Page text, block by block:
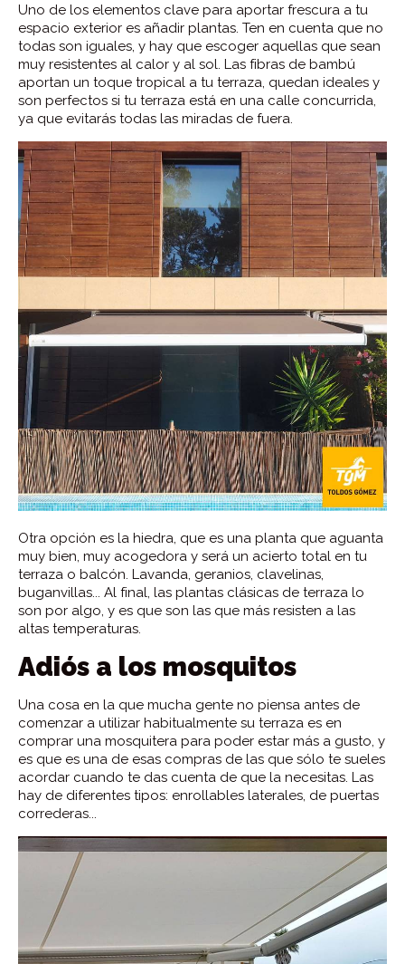
Uno de los elementos clave para aportar frescura a tu
espacio exterior es añadir plantas. Ten en cuenta que no
todas son iguales, y hay que escoger aquellas que sean
muy resistentes al calor y al sol. Las fibras de bambú
aportan un toque tropical a tu terraza, quedan ideales y
son perfectos si tu terraza está en una calle concurrida,
ya que evitarás todas las miradas de fuera.
Otra opción es la hiedra, que es una planta que aguanta
muy bien, muy acogedora y será un acierto total en tu
terraza o balcón. Lavanda, geranios, clavelinas,
buganvillas... Al final, las plantas clásicas de terraza lo
son por algo, y es que son las que más resisten a las
altas temperaturas.
Adiós a los mosquitos
Una cosa en la que mucha gente no piensa antes de
comenzar a utilizar habitualmente su terraza es en
comprar una mosquitera para poder estar más a gusto, y
es que es una de esas compras de las que sólo te sueles
acordar cuando te das cuenta de que la necesitas. Las
hay de diferentes tipos: enrollables laterales, de puertas
correderas...